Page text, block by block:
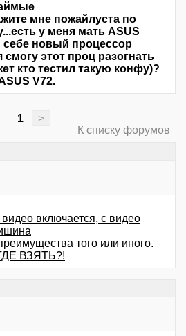
мне пожайлуста по
у меня мать ASUS
себе новый процессор
смогу этот проц разогнать
кто тестил такую конфу)?
V72.
1
>
К списку форумов
включается, с видео
того или иного.
ВЗЯТЬ?!